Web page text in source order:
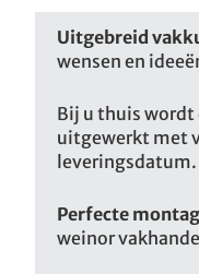
Uitgebreid
wensen en
Bij u thuis wordt
uitgewerkt met
leveringsdatum.
Perfecte
weinor